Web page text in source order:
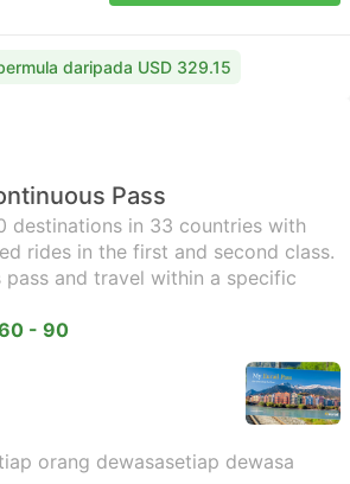
daripada USD 329.15
Pass
destinations in 33 countries with
rides in the first and second class.
pass and travel within a specific
- 90
orang dewasasetiap dewasa